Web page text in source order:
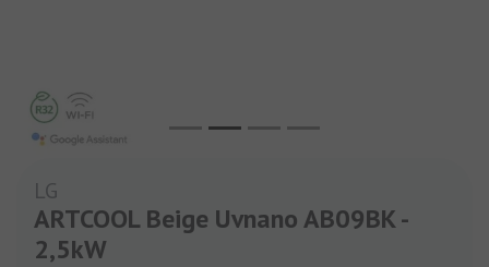
LG
ARTCOOL Beige Uvnano AB09BK -
2,5kW